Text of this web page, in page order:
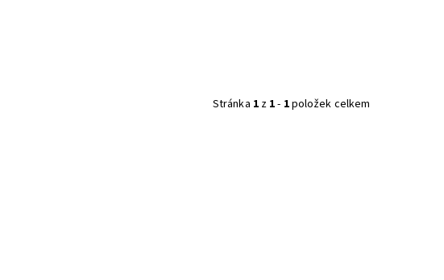
Stránka 1z 1- 1položek celkem